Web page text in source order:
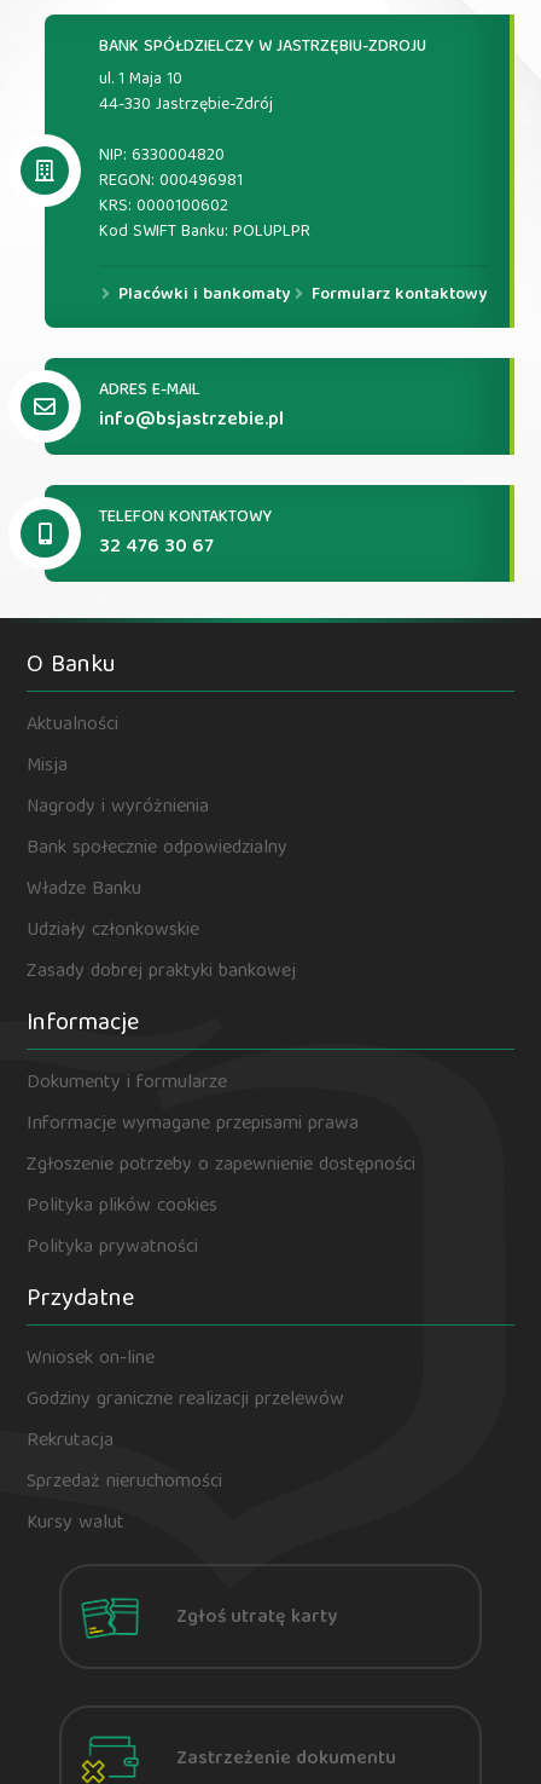
BANK SPÓŁDZIELCZY W JASTRZĘBIU-ZDROJU
ul. 1 Maja 10
44-330 Jastrzębie-Zdrój
NIP: 6330004820
REGON: 000496981
KRS: 0000100602
Kod SWIFT Banku: POLUPLPR
Placówki i bankomaty Formularz kontaktowy
ADRES E-MAIL
info@bsjastrzebie.pl
TELEFON KONTAKTOWY
32 476 30 67
O Banku
Aktualności
Misja
Nagrody i wyróżnienia
Bank społecznie odpowiedzialny
Władze Banku
Udziały członkowskie
Zasady dobrej praktyki bankowej
Informacje
Dokumenty i formularze
Informacje wymagane przepisami prawa
Zgłoszenie potrzeby o zapewnienie dostępności
Polityka plików cookies
Polityka prywatności
Przydatne
Wniosek on-line
Godziny graniczne realizacji przelewów
Rekrutacja
Sprzedaż nieruchomości
Kursy walut
Zgłoś utratę karty
Zastrzeżenie dokumentu